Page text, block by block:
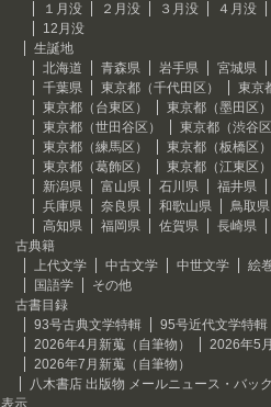
１月没
２月没 ３月没
４月没
12月没
生誕地
北海道
青森県 岩手県
宮城県
千葉県
東京都（千代田区）
東京
東京都（台東区）
東京都（墨田区）
東京都（世田谷区）
東京都（渋谷
東京都（練馬区）
東京都（板橋区）
東京都（葛飾区）
東京都（江東区）
新潟県
富山県 石川県
福井県
兵庫県
奈良県 和歌山県
鳥取県
高知県
福岡県 佐賀県
長崎県
古典籍
上代文学
中古文学 中世文学
絵
国語学
その他
古書目録
93号古典文学特輯
95号近代文学特輯
2026年4月新蒐（自筆物）
2026年5
2026年7月新蒐（自筆物）
八木書店 出版物 メールニュース・バッ